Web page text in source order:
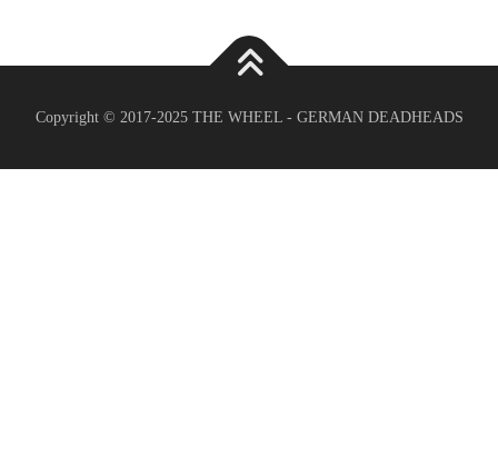
Copyright © 2017-2025 THE WHEEL - GERMAN DEADHEADS